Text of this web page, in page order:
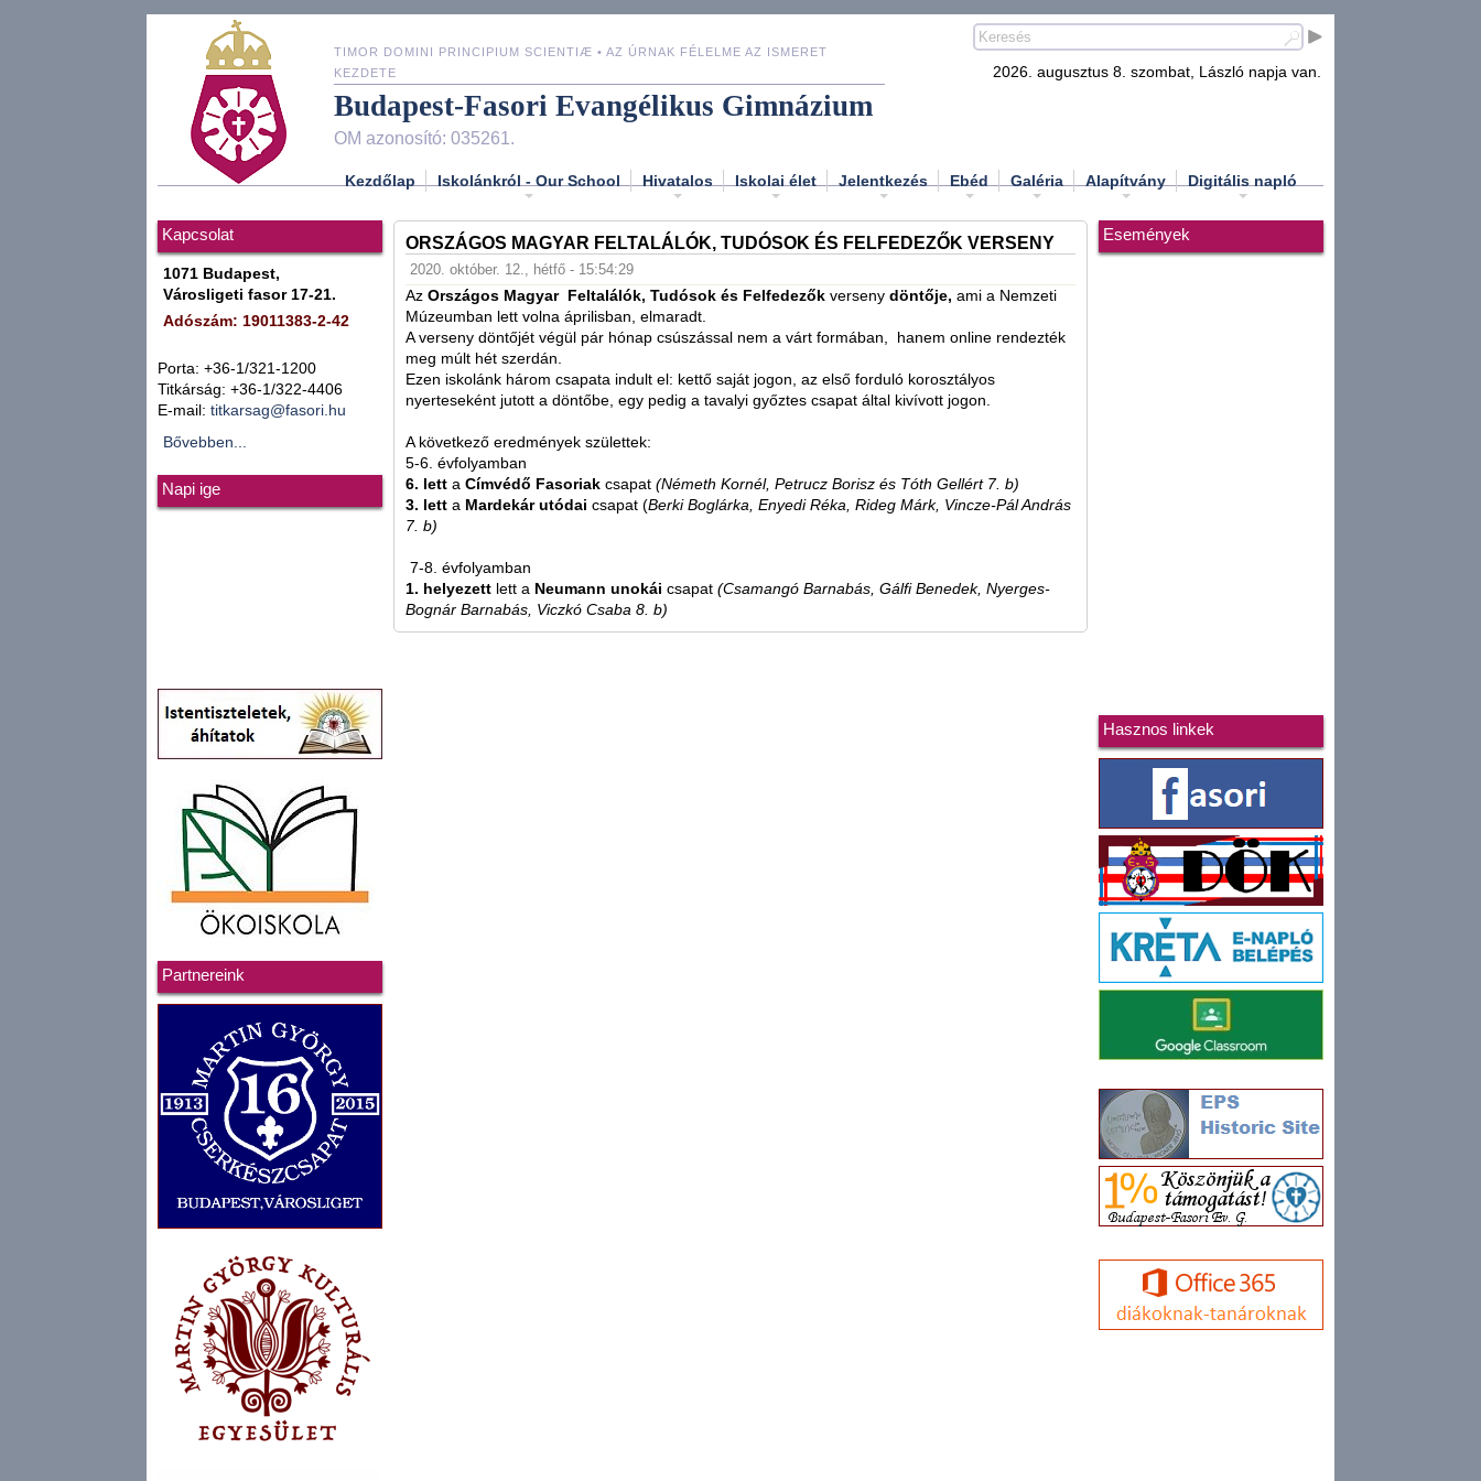
TIMOR DOMINI PRINCIPIUM SCIENTIÆ • AZ ÚRNAK FÉLELME AZ ISMERET
KEZDETE
Budapest-Fasori Evangélikus Gimnázium
OM azonosító: 035261.
2026. augusztus 8. szombat, László napja van.
Kezdőlap Iskolánkról - Our School Hivatalos Iskolai élet Jelentkezés Ebéd Galéria Alapítvány Digitális napló
Kapcsolat
1071 Budapest,
Városligeti fasor 17-21.
Adószám: 19011383-2-42
Porta: +36-1/321-1200
Titkárság: +36-1/322-4406
E-mail: titkarsag@fasori.hu
Bővebben...
Napi ige
Partnereink
ORSZÁGOS MAGYAR FELTALÁLÓK, TUDÓSOK ÉS FELFEDEZŐK VERSENY
2020. október. 12., hétfő - 15:54:29
Az Országos Magyar Feltalálók, Tudósok és Felfedezők verseny döntője, ami a Nemzeti
Múzeumban lett volna áprilisban, elmaradt.
A verseny döntőjét végül pár hónap csúszással nem a várt formában, hanem online rendezték
meg múlt hét szerdán.
Ezen iskolánk három csapata indult el: kettő saját jogon, az első forduló korosztályos
nyerteseként jutott a döntőbe, egy pedig a tavalyi győztes csapat által kivívott jogon.
A következő eredmények születtek:
5-6. évfolyamban
6. lett a Címvédő Fasoriak csapat (Németh Kornél, Petrucz Borisz és Tóth Gellért 7. b)
3. lett a Mardekár utódai csapat (Berki Boglárka, Enyedi Réka, Rideg Márk, Vincze-Pál András
7. b)
7-8. évfolyamban
1. helyezett lett a Neumann unokái csapat (Csamangó Barnabás, Gálfi Benedek, Nyerges-
Bognár Barnabás, Viczkó Csaba 8. b)
Események
Hasznos linkek